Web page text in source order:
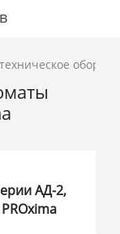
АД-2,